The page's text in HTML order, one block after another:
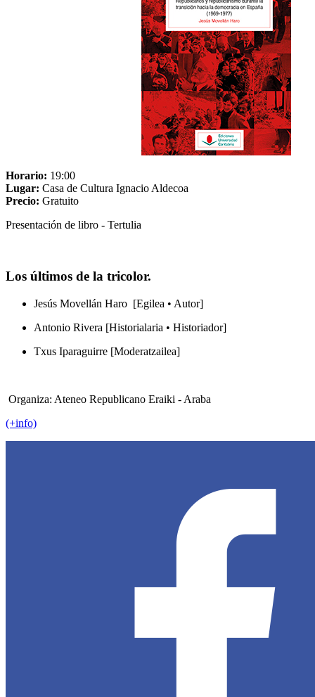
Horario: 19:00
Lugar: Casa de Cultura Ignacio Aldecoa
Precio: Gratuito
Presentación de libro - Tertulia
Los últimos de la tricolor.
Jesús Movellán Haro [Egilea • Autor]
Antonio Rivera [Historialaria • Historiador]
Txus Iparaguirre [Moderatzailea]
Organiza: Ateneo Republicano Eraiki - Araba
(+info)